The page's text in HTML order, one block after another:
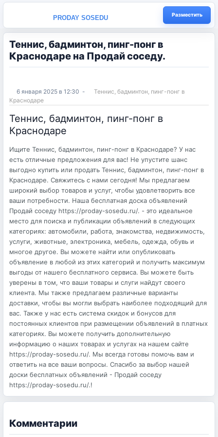
PRODAY SOSEDU Разместить
Теннис, бадминтон, пинг-понг в
Краснодаре на Продай соседу.
6 января 2025 в 12:30 -
Теннис, бадминтон, пинг-понг в
Краснодаре
Теннис, бадминтон, пинг-понг в
Краснодаре
Ищите Теннис, бадминтон, пинг-понг в Краснодаре? У нас
есть отличные предложения для вас! Не упустите шанс
выгодно купить или продать Теннис, бадминтон, пинг-понг в
Краснодаре. Свяжитесь с нами сегодня! Мы предлагаем
широкий выбор товаров и услуг, чтобы удовлетворить все
ваши потребности. Наша бесплатная доска объявлений
Продай соседу https://proday-sosedu.ru/. - это идеальное
место для поиска и публикации объявлений в следующих
категориях: автомобили, работа, знакомства, недвижимость,
услуги, животные, электроника, мебель, одежда, обувь и
многое другое. Вы можете найти или опубликовать
объявление в любой из этих категорий и получить максимум
выгоды от нашего бесплатного сервиса. Вы можете быть
уверены в том, что ваши товары и слуги найдут своего
клиента. Мы также предлагаем различные варианты
доставки, чтобы вы могли выбрать наиболее подходящий для
вас. Также у нас есть система скидок и бонусов для
постоянных клиентов при размещении объявлений в платных
категориях. Вы можете получить дополнительную
информацию о наших товарах и услугах на нашем сайте
https://proday-sosedu.ru/. Мы всегда готовы помочь вам и
ответить на все ваши вопросы. Спасибо за выбор нашей
доски бесплатных объявлений - Продай соседу
https://proday-sosedu.ru/.!
Комментарии